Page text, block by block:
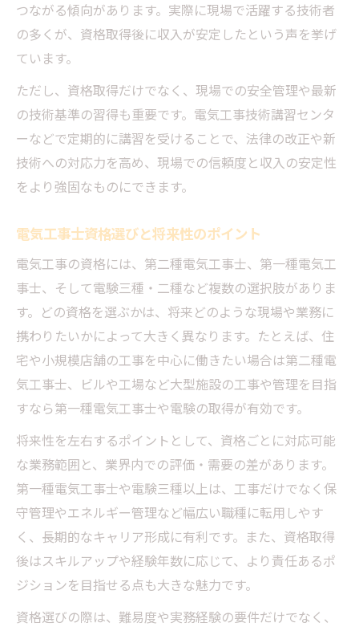
つながる傾向があります。実際に現場で活躍する技術者
の多くが、資格取得後に収入が安定したという声を挙げ
ています。
ただし、資格取得だけでなく、現場での安全管理や最新
の技術基準の習得も重要です。電気工事技術講習センタ
ーなどで定期的に講習を受けることで、法律の改正や新
技術への対応力を高め、現場での信頼度と収入の安定性
をより強固なものにできます。
電気工事士資格選びと将来性のポイント
電気工事の資格には、第二種電気工事士、第一種電気工
事士、そして電験三種・二種など複数の選択肢がありま
す。どの資格を選ぶかは、将来どのような現場や業務に
携わりたいかによって大きく異なります。たとえば、住
宅や小規模店舗の工事を中心に働きたい場合は第二種電
気工事士、ビルや工場など大型施設の工事や管理を目指
すなら第一種電気工事士や電験の取得が有効です。
将来性を左右するポイントとして、資格ごとに対応可能
な業務範囲と、業界内での評価・需要の差があります。
第一種電気工事士や電験三種以上は、工事だけでなく保
守管理やエネルギー管理など幅広い職種に転用しやす
く、長期的なキャリア形成に有利です。また、資格取得
後はスキルアップや経験年数に応じて、より責任あるポ
ジションを目指せる点も大きな魅力です。
資格選びの際は、難易度や実務経験の要件だけでなく、